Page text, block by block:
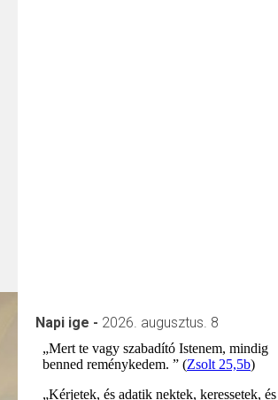
Napi ige - 2026. augusztus. 8